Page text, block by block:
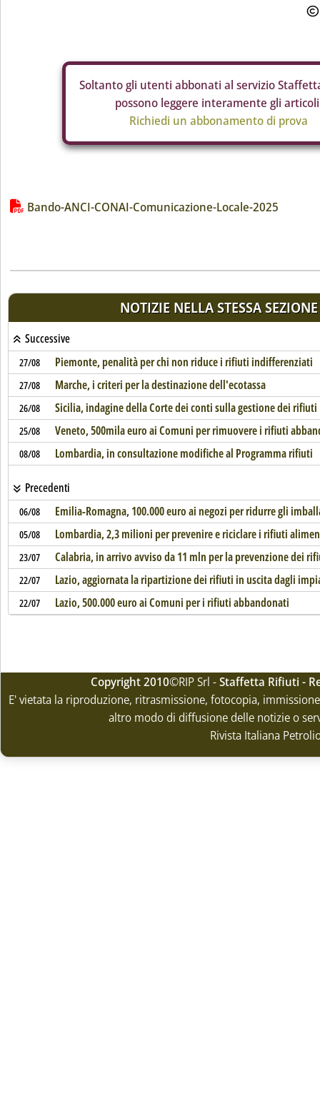
Soltanto gli utenti abbonati al servizio
possono leggere interamente gli
Richiedi un abbonamento di prova
Lista allegati PDF alla notizia
Bando-ANCI-CONAI-Comunicazione-Locale-2025
NOTIZIE NELLA STESSA SEZIONE
Successive
27/08 Piemonte, penalità per chi non riduce i rifiuti indifferenziati
27/08 Marche, i criteri per la destinazione dell'ecotassa
26/08 Sicilia, indagine della Corte dei conti sulla gestione dei rifiuti
25/08 Veneto, 500mila euro ai Comuni per rimuovere i rifiuti
08/08 Lombardia, in consultazione modifiche al Programma rifiuti
Precedenti
06/08 Emilia-Romagna, 100.000 euro ai negozi per ridurre gli
05/08 Lombardia, 2,3 milioni per prevenire e riciclare i rifiuti
23/07 Calabria, in arrivo avviso da 11 mln per la prevenzione dei
22/07 Lazio, aggiornata la ripartizione dei rifiuti in uscita dagli
22/07 Lazio, 500.000 euro ai Comuni per i rifiuti abbandonati
Copyright 2010©RIP Srl -Staffetta Rifiuti -
E' vietata la riproduzione, ritrasmissione, fotocopia,
altro modo di diffusione delle notizie o
Rivista Italiana